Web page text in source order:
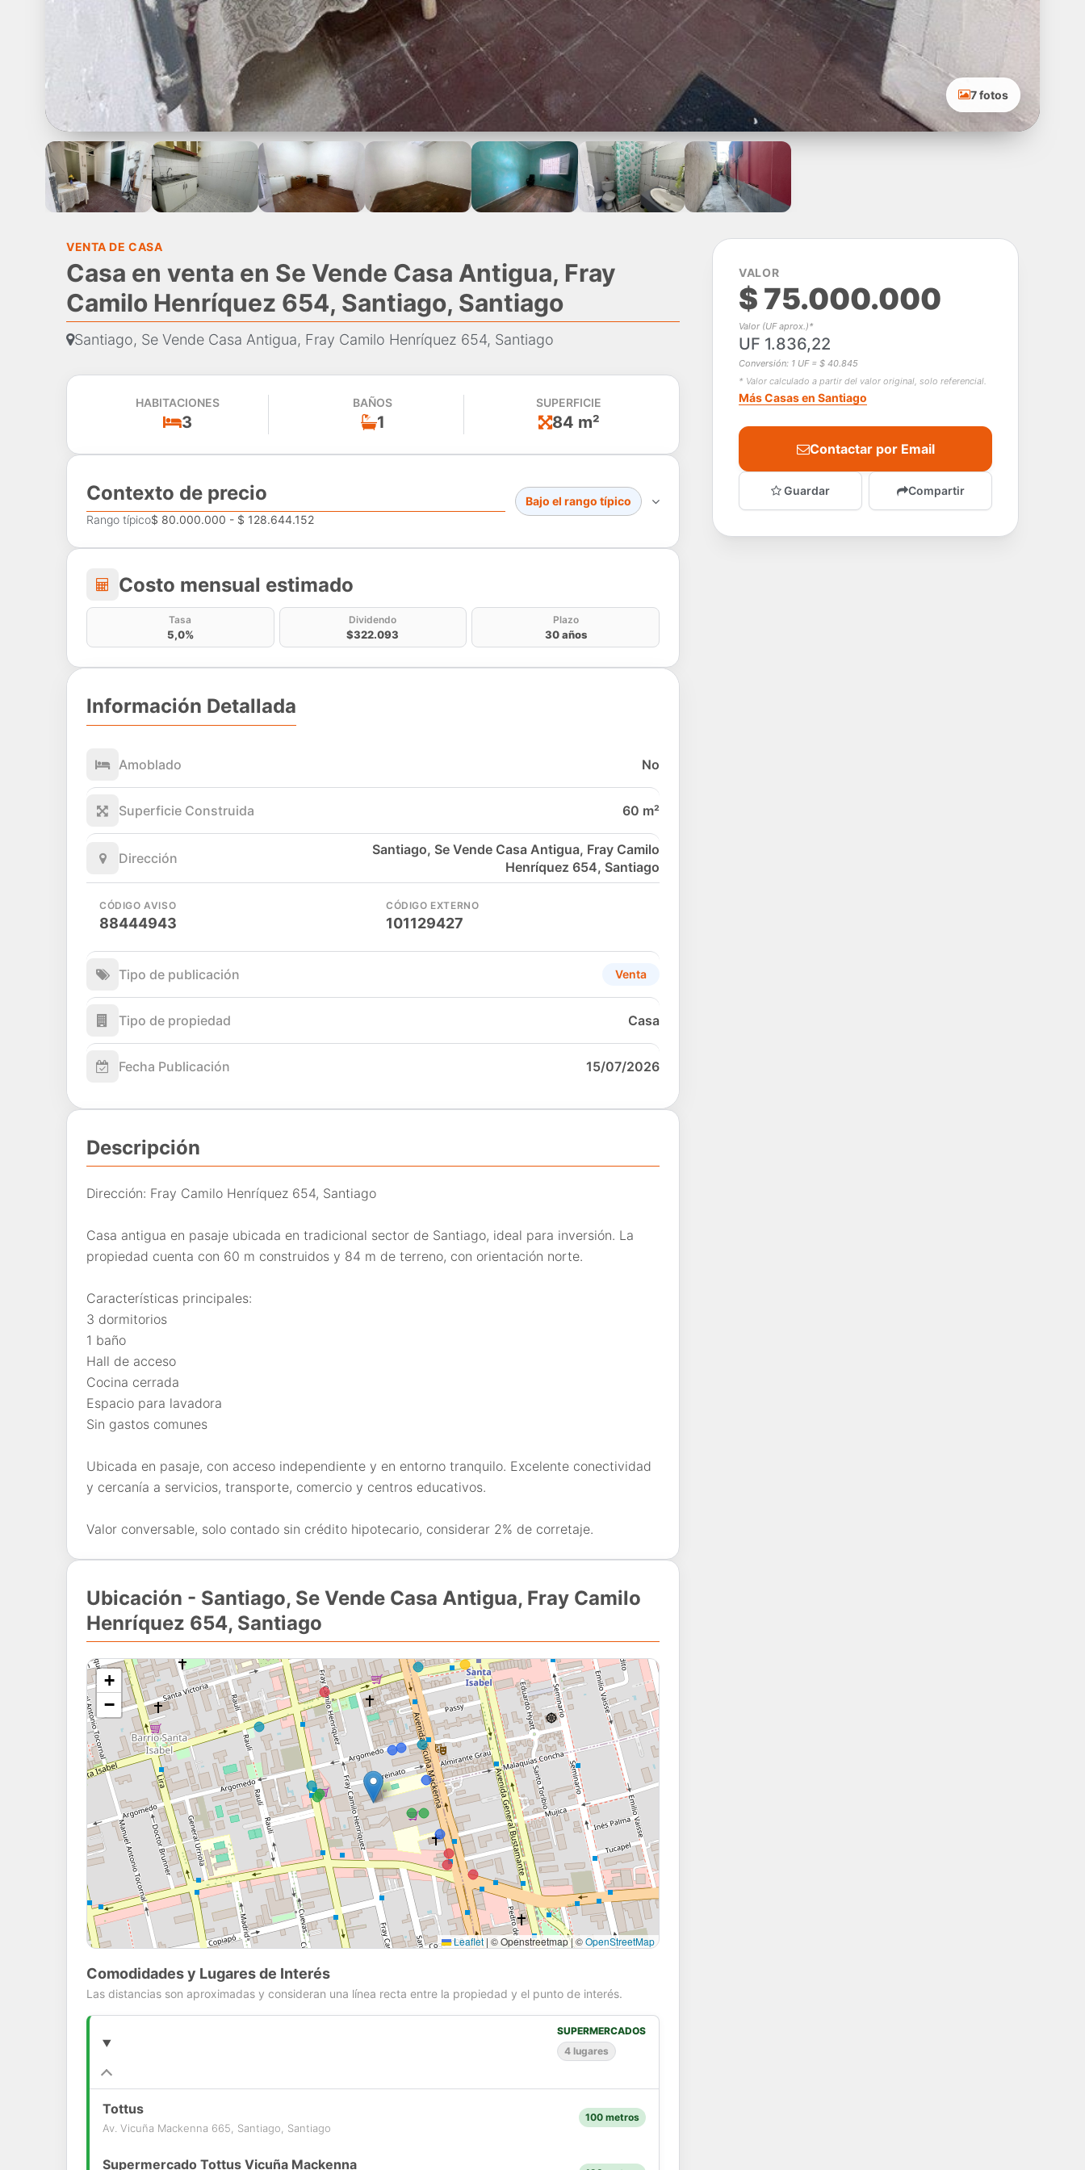
7 fotos
VENTA DE CASA
Casa en venta en Se Vende Casa Antigua, Fray
Camilo Henríquez 654, Santiago, Santiago
Santiago, Se Vende Casa Antigua, Fray Camilo Henríquez 654, Santiago
HABITACIONES
3
BAÑOS
1
SUPERFICIE
84 m²
Contexto de precio
Rango típico$ 80.000.000 - $ 128.644.152
Bajo el rango típico
Costo mensual estimado
Costo mensual estimado
Tasa
5,0%
Dividendo
$322.093
Plazo
30 años
Información Detallada
Amoblado No
Superficie Construida 60 m²
Dirección
Santiago, Se Vende Casa Antigua, Fray Camilo
Henríquez 654, Santiago
CÓDIGO AVISO
88444943
CÓDIGO EXTERNO
101129427
Tipo de publicación Venta
Tipo de propiedad Casa
Fecha Publicación 15/07/2026
Descripción
Dirección: Fray Camilo Henríquez 654, Santiago
Casa antigua en pasaje ubicada en tradicional sector de Santiago, ideal para inversión. La
propiedad cuenta con 60 m construidos y 84 m de terreno, con orientación norte.
Características principales:
3 dormitorios
1 baño
Hall de acceso
Cocina cerrada
Espacio para lavadora
Sin gastos comunes
Ubicada en pasaje, con acceso independiente y en entorno tranquilo. Excelente conectividad
y cercanía a servicios, transporte, comercio y centros educativos.
Valor conversable, solo contado sin crédito hipotecario, considerar 2% de corretaje.
Ubicación - Santiago, Se Vende Casa Antigua, Fray Camilo
Henríquez 654, Santiago
+
−
Leaflet | © Openstreetmap | ©OpenStreetMap
Comodidades y Lugares de Interés
Las distancias son aproximadas y consideran una línea recta entre la propiedad y el punto de interés.
SUPERMERCADOS
4 lugares
Tottus
Av. Vicuña Mackenna 665, Santiago, Santiago
100 metros
Supermercado Tottus Vicuña Mackenna
VALOR
$ 75.000.000
Valor (UF aprox.)*
UF 1.836,22
Conversión: 1 UF = $ 40.845
* Valor calculado a partir del valor original, solo referencial.
Más Casas en Santiago
Contactar por Email
Guardar Compartir